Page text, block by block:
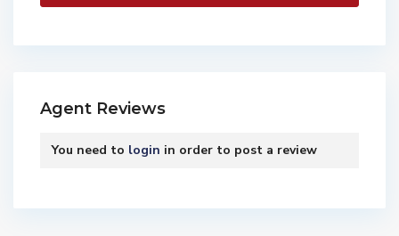
Agent Reviews
You need to login in order to post a review